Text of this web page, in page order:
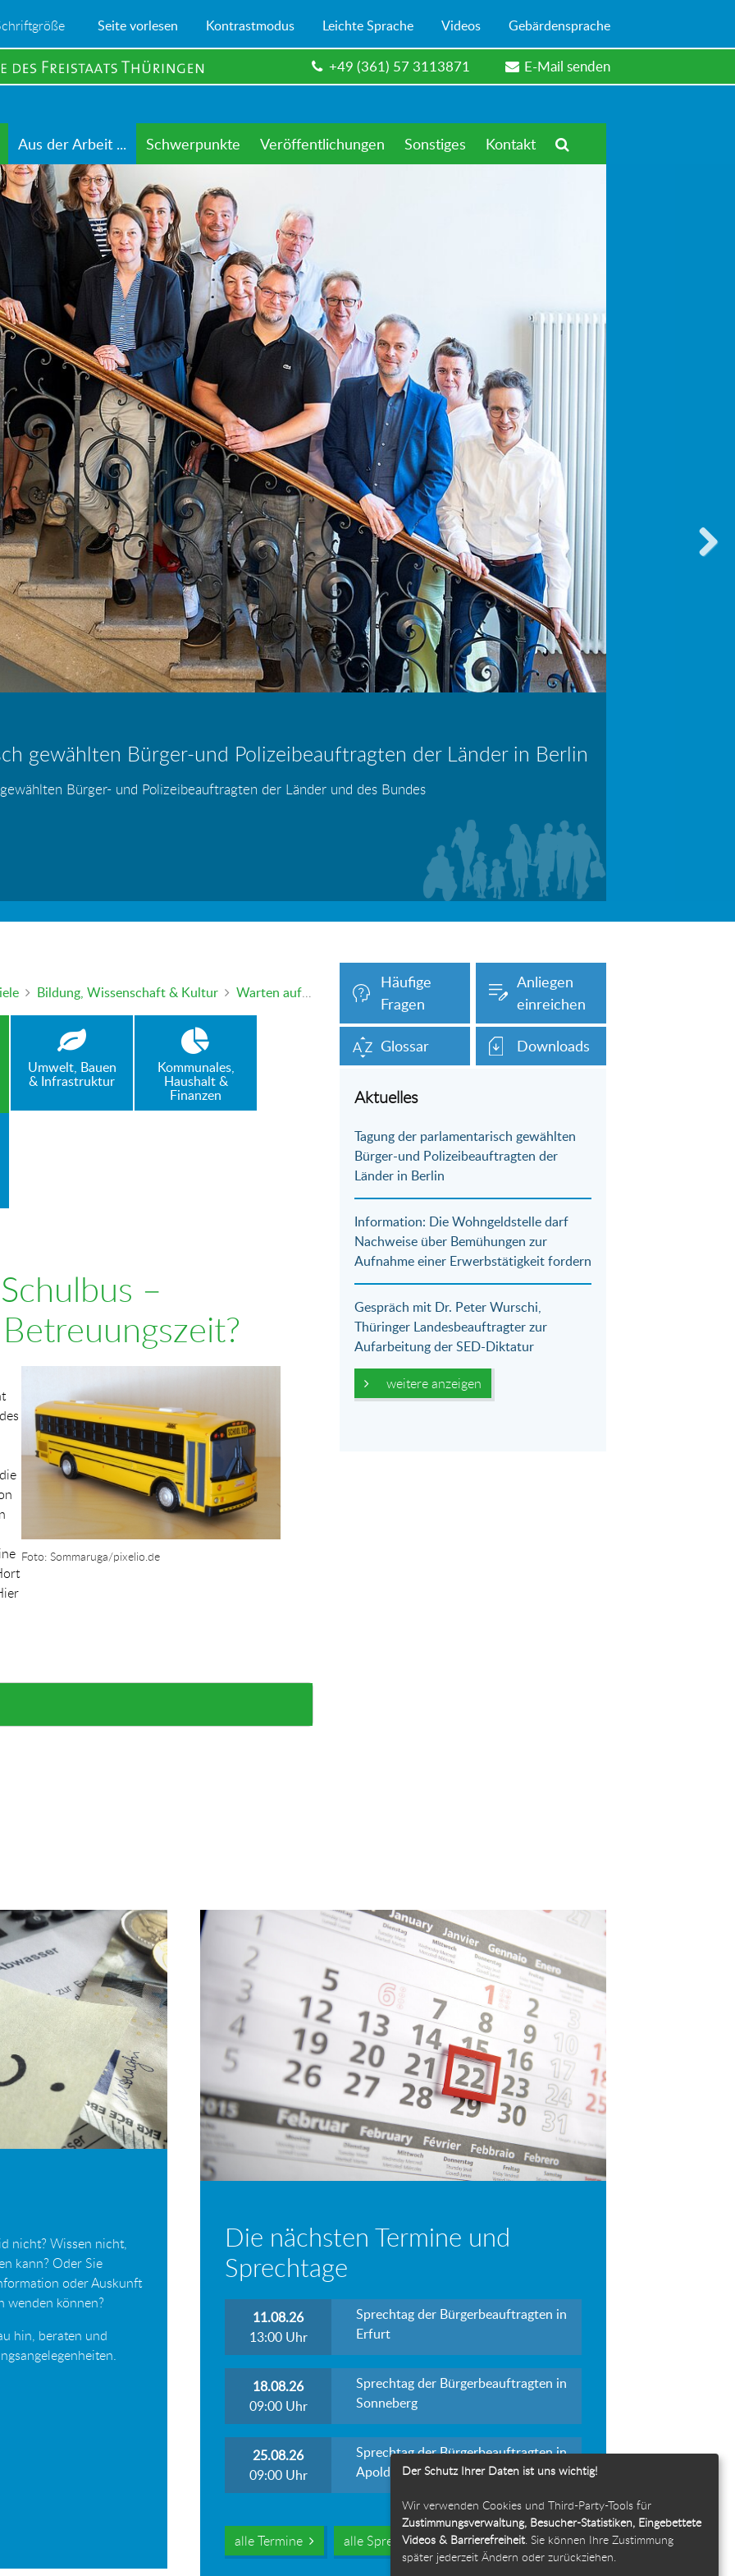
Seite vorlesen Kontrastmodus Leichte Sprache Videos Gebärdensprache
+49 (361) 57 3113871 E-Mail senden
Aus der Arbeit ... Schwerpunkte Veröffentlichungen Sonstiges Kontakt
gewählten Bürger-und Polizeibeauftragten der Länder in Berlin
Bürger- und Polizeibeauftragten der Länder und des Bundes
Information: Die Wohngeldstelle darf Nachweise über Bemühungen zur Aufnahme einer Erwerbstätigkeit fordern
– wer haftet für die Folgen?
Blei - gefährlich und inzwischen auch verboten!
mündlich an die Bürgerbeauftragte wenden. Nutzen Sie auch unser Onlineformular auf dieser
Bildung, Wissenschaft & Kultur Warten auf den Schulbus – kostenpflichtige Betreuungszeit?
Umwelt, Bauen
& Infrastruktur
Kommunales,
Haushalt &
Finanzen
–
Foto: Sommaruga/pixelio.de
Häufige
Fragen
Anliegen
einreichen
Glossar Downloads
Aktuelles
Tagung der parlamentarisch gewählten
Bürger-und Polizeibeauftragten der
Länder in Berlin
Information: Die Wohngeldstelle darf
Nachweise über Bemühungen zur
Aufnahme einer Erwerbstätigkeit fordern
Gespräch mit Dr. Peter Wurschi,
Thüringer Landesbeauftragter zur
Aufarbeitung der SED-Diktatur
weitere anzeigen
nicht? Wissen nicht,
kann? Oder Sie
oder Auskunft
wenden können?
hin, beraten und
Die nächsten Termine und
Sprechtage
11.08.26
13:00 Uhr
Sprechtag der Bürgerbeauftragten in
Erfurt
18.08.26
09:00 Uhr
Sprechtag der Bürgerbeauftragten in
Sonneberg
25.08.26
09:00 Uhr
Sprechtag der Bürgerbeauftragten in
Apolda
alle Termine alle Sprechtage
Der Schutz Ihrer Daten ist uns wichtig!
Wir verwenden Cookies und Third-Party-Tools für
Zustimmungsverwaltung, Besucher-Statistiken, Eingebettete
Videos & Barrierefreiheit. Sie können Ihre Zustimmung
später jederzeit Ändern oder zurückziehen.